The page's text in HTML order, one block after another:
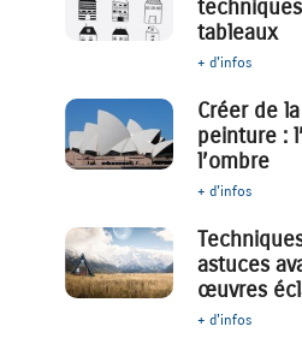
tableaux
+ d'infos
Créer de
peinture :
l’ombre
+ d'infos
astuces
œuvres
+ d'infos